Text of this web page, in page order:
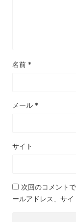
名前 *
メール *
サイト
次回のコメント
ールアドレス、サイ